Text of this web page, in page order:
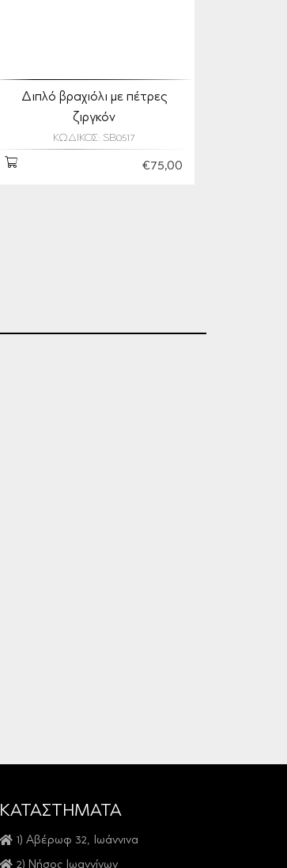
Διπλό βραχιόλι με πέτρες
ζιργκόν
ΚΩΔΙΚΟΣ: SB0517
€75,00
ΚΑΤΑΣΤΗΜΑΤΑ
1) Αβέρωφ 32, Ιωάννινα
2) Νήσος Ιωαννίνων